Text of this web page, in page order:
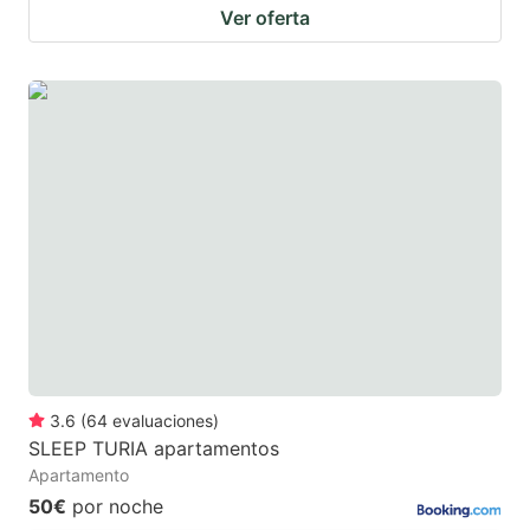
Ver oferta
3.6 (64 evaluaciones)
SLEEP TURIA apartamentos
Apartamento
50€ por noche